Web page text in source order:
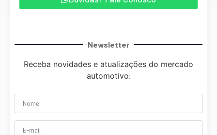
Newsletter
Receba novidades e atualizações do mercado
automotivo: